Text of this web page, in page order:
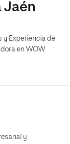
Jaén
y Experiencia de
en WOW
y